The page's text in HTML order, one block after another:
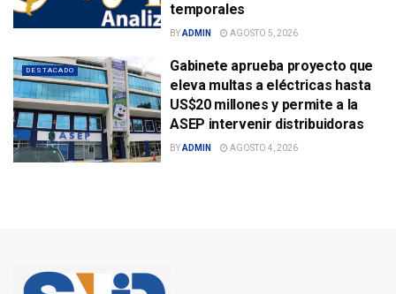
temporales
BYADMIN AGOSTO 5, 2026
DESTACADO
Gabinete aprueba proyecto que
eleva multas a eléctricas hasta
US$20 millones y permite a la
ASEP intervenir distribuidoras
BYADMIN AGOSTO 4, 2026